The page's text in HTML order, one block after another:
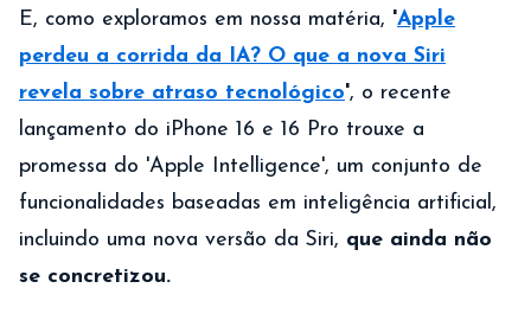
E, como exploramos em nossa matéria, 'Apple
perdeu a corrida da IA? O que a nova Siri
revela sobre atraso tecnológico', o recente
lançamento do iPhone 16 e 16 Pro trouxe a
promessa do 'Apple Intelligence', um conjunto de
funcionalidades baseadas em inteligência artificial,
incluindo uma nova versão da Siri, que ainda não
se concretizou.